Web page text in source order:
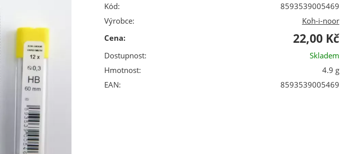
Kód:
8593539005469
Výrobce:
Koh-i-noor
Cena:
22,00 Kč
Dostupnost:
Skladem
Hmotnost:
4.9 g
EAN:
8593539005469